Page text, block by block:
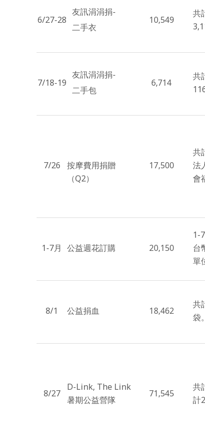
6/27-28
友訊涓涓捐-
二手衣
10,549
共
7/18-19
友訊涓涓捐-
二手包
6,714
共
7/26
按摩費用捐贈
（Q2）
17,500
共
法
會
1-7月 公益週花訂購 20,150
1-
台
單
8/1 公益捐血 18,462
共
袋。
8/27
D-Link, The Link
暑期公益營隊
71,545
共
計